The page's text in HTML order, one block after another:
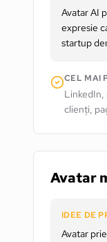
Avatar AI
expresie
startup
CEL MAI
clienți,
Avatar
IDEE DE
Avatar